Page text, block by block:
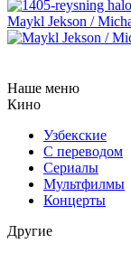
Maykl Jekson /
Наше меню
Кино
Узбекские
С переводом
Сериалы
Мультфилмы
Концерты
Другие